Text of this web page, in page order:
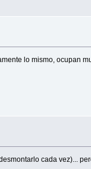
lo mismo, ocupan
cada vez)...